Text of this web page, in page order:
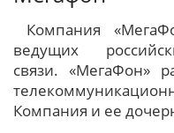
Компания
ведущих
связи. «МегаФон»
Компания и ее